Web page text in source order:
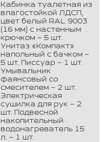
Кабинка туалетная из
влагостойкой ЛДСП,
цвет белый RAL 9003
(16 мм) с настенным
крючком – 5 шт.
Унитаз «Компакт»
напольный с бачком –
5 шт. Писсуар – 1 шт.
Умывальник
фаянсовый со
смесителем – 2 шт.
Электрическая
сушилка для рук – 2
шт. Подвесной
накопительный
водонагреватель 15
л. – 1 шт.